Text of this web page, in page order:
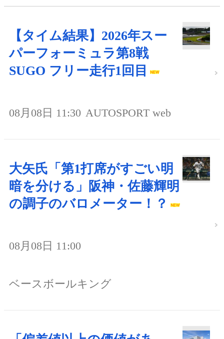
【タイム結果】2026年スー
パーフォーミュラ第8戦
SUGO フリー走行1回目
08月08日 11:30 AUTOSPORT web
大矢氏「第1打席がすごい明
暗を分ける」阪神・佐藤輝明
の調子のバロメーター！？
08月08日 11:00
ベースボールキング